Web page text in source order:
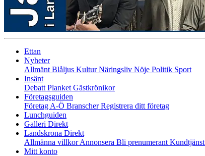
Ettan
Nyheter
Allmänt Blåljus KulturNäringsliv Nöje Politik Sport
Insänt
Debatt Planket Gästkrönikor
Företagsguiden
Företag A-Ö BranscherRegistrera ditt företag
Lunchguiden
Galleri Direkt
Landskrona Direkt
Allmänna villkorAnnonsera Bli prenumerant Kundtjänst
Mitt konto